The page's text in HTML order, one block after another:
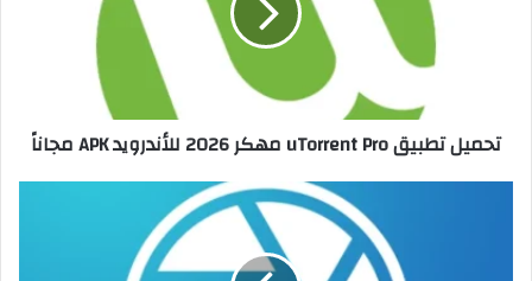
تحميل تطبيق uTorrent Pro مهكر 2026 للأندرويد APK مجاناً